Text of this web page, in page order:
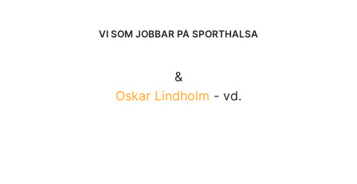
VI SOM JOBBAR PÅ SPORTHÄLSA
&
Oskar Lindholm - vd.